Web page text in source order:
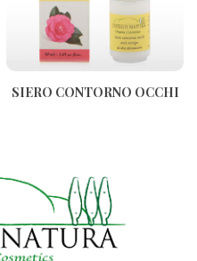
SIERO CONTORNO OCCHI